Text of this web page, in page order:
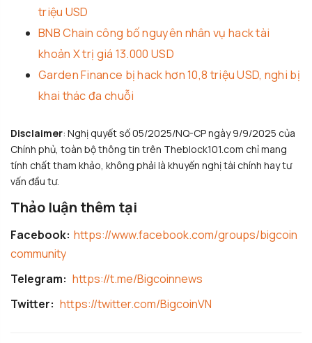
triệu USD
BNB Chain công bố nguyên nhân vụ hack tài
khoản X trị giá 13.000 USD
Garden Finance bị hack hơn 10,8 triệu USD, nghi bị
khai thác đa chuỗi
Disclaimer: Nghị quyết số 05/2025/NQ-CP ngày 9/9/2025 của
Chính phủ, toàn bộ thông tin trên Theblock101.com chỉ mang
tính chất tham khảo, không phải là khuyến nghị tài chính hay tư
vấn đầu tư.
Thảo luận thêm tại
Facebook: https://www.facebook.com/groups/bigcoin
community
Telegram: https://t.me/Bigcoinnews
Twitter: https://twitter.com/BigcoinVN